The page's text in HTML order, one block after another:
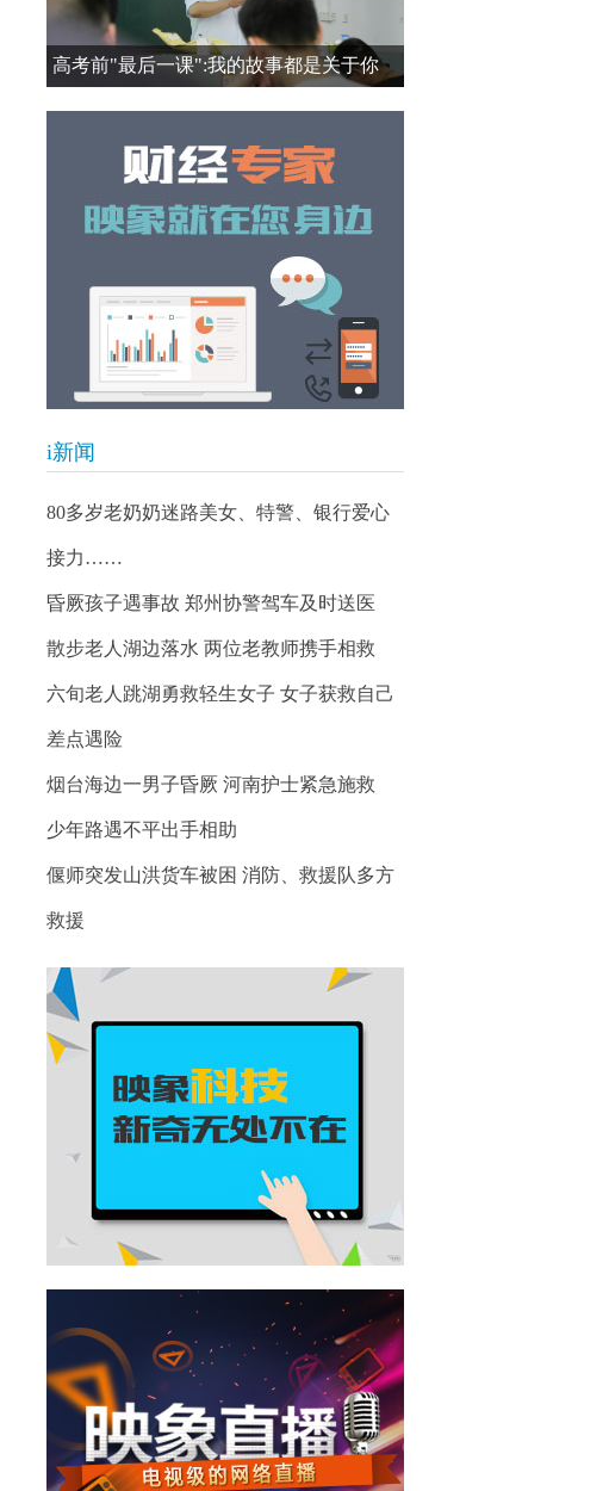
高考前"最后一课":我的故事都是关于你
i新闻
80多岁老奶奶迷路美女、特警、银行爱心
接力……
昏厥孩子遇事故 郑州协警驾车及时送医
散步老人湖边落水 两位老教师携手相救
六旬老人跳湖勇救轻生女子 女子获救自己
差点遇险
烟台海边一男子昏厥 河南护士紧急施救
少年路遇不平出手相助
偃师突发山洪货车被困 消防、救援队多方
救援